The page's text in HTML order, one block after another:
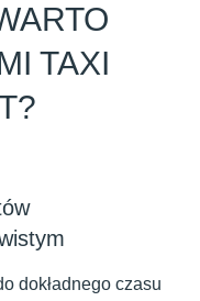
TAXI
dokładnego czasu